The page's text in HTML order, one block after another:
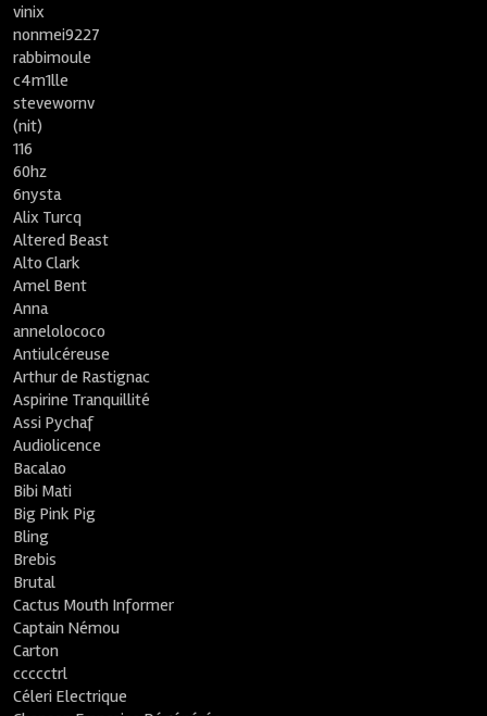
vinix
nonmei9227
rabbimoule
c4m1lle
stevewornv
(nit)
116
60hz
6nysta
Alix Turcq
Altered Beast
Alto Clark
Amel Bent
Anna
annelolococo
Antiulcéreuse
Arthur de Rastignac
Aspirine Tranquillité
Assi Pychaf
Audiolicence
Bacalao
Bibi Mati
Big Pink Pig
Bling
Brebis
Brutal
Cactus Mouth Informer
Captain Némou
Carton
ccccctrl
Céleri Electrique